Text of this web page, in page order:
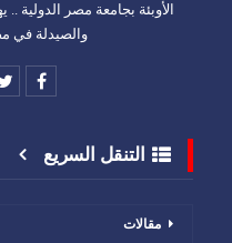
الأوبئة بجامعة مصر
والصيدلة في
التنقل السريع
مقالات